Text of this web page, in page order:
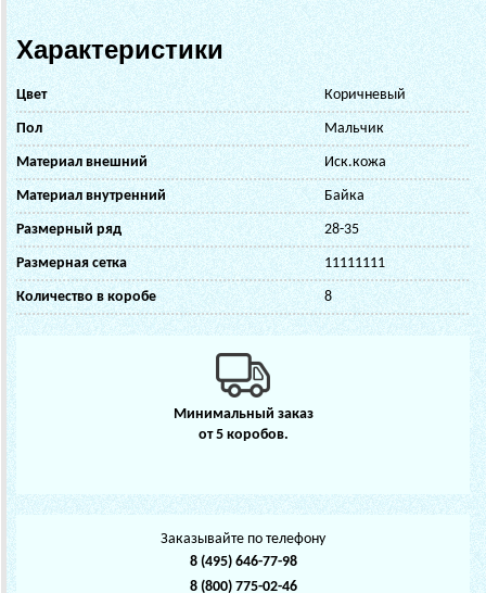
Характеристики
Цвет Коричневый
Пол Мальчик
Материал внешний Иск.кожа
Материал внутренний Байка
Размерный ряд 28-35
Размерная сетка 11111111
Количество в коробе 8
Минимальный заказ
от 5 коробов.
Заказывайте по телефону
8 (495) 646-77-98
8 (800) 775-02-46